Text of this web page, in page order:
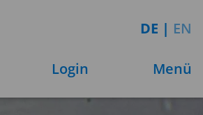
DE | EN
Login Menü